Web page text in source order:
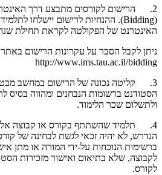
2. הרישום לקורסים מתבצע דרך האינטרנט בשיטת ה"מכרז"
(Bidding). ההנחיות לרישום יישלחו
האינטרנט של הפקולטה לקראת תחילת
ניתן לקבל הסבר על עקרונות הרישום
http://www.ims.tau.ac.il/bidding
3. קליטה נכונה של הרישום במחשב
הסטודנט ברשומות הנבחנים ומהווה בסיס
ולתשלום שכר הלימוד.
4. תלמיד שהשתתף בקורס או קבוצה
הנדרש, לא יהיה זכאי לגשת לבחינה של
ברשימות הנוכחות על-ידי המורה או מתן
לקבוצה, שלא בתיאום ואישור מזכירות
לקורס.